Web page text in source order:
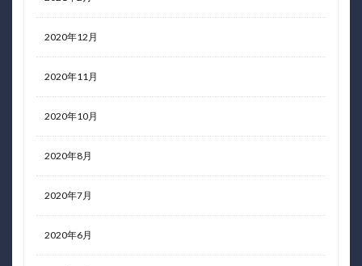
2020年12月
2020年11月
2020年10月
2020年8月
2020年7月
2020年6月